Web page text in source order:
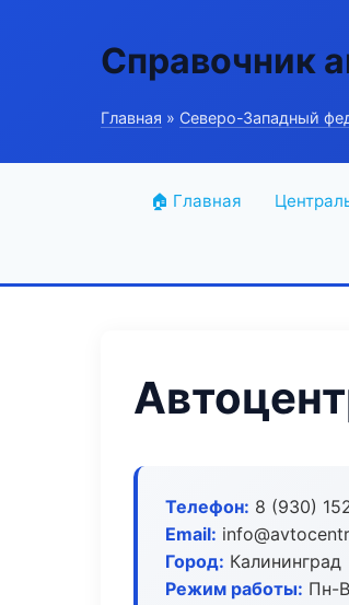
Справочник
Главная » Северо-Западный
🏠 Главная
Телефон: 8 (930)
Email:
Город: Калининград
Режим работы: Пн-